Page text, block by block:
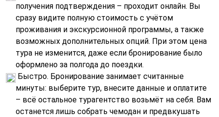
получения подтверждения – проходит онлайн. Вы
сразу видите полную стоимость с учётом
проживания и экскурсионной программы, а также
возможных дополнительных опций. При этом цена
тура не изменится, даже если бронирование было
оформлено за полгода до поездки.
Быстро. Бронирование занимает считанные
минуты: выберите тур, внесите данные и оплатите
– всё остальное турагентство возьмёт на себя. Вам
останется лишь собрать чемодан и предвкушать